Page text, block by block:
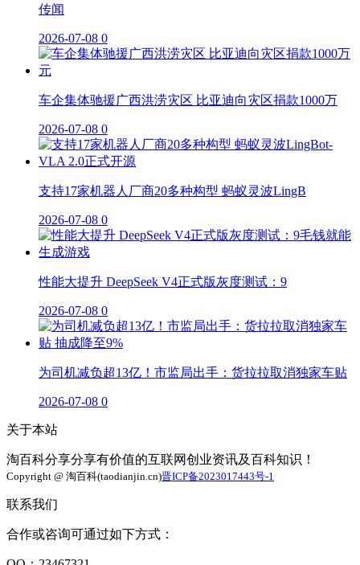
传闻
2026-07-08 0
车企集体驰援广西洪涝灾区 比亚迪向灾区捐款1000万
2026-07-08 0
支持17家机器人厂商20多种构型 蚂蚁灵波LingB
2026-07-08 0
性能大提升 DeepSeek V4正式版灰度测试：9
2026-07-08 0
为司机减负超13亿！市监局出手：货拉拉取消独家车贴
2026-07-08 0
关于本站
淘百科分享分享有价值的互联网创业资讯及百科知识！
Copyright @ 淘百科(taodianjin.cn)晋ICP备2023017443号-1
联系我们
合作或咨询可通过如下方式：